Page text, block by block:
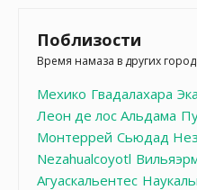
Поблизости
Время намаза в других
Мехико Гвадалахара
Леон де лос Альдама
Монтеррей Сьюдад
Nezahualcoyotl
Агуаскальентес